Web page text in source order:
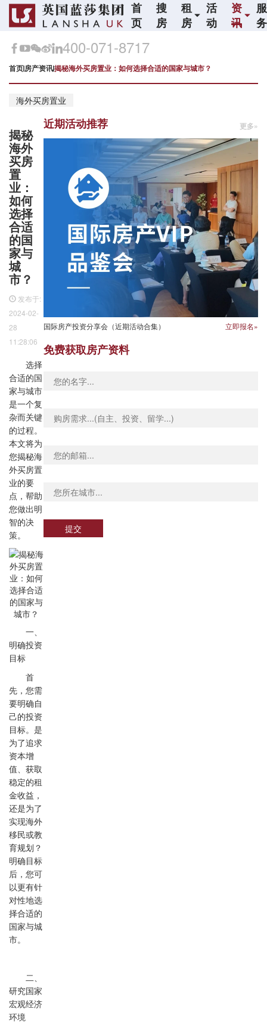
首
页
搜
房
租
房
活
动
资
讯
服
务
400-071-8717
首页房产资讯揭秘海外买房置业：如何选择合适的国家与城市？
海外买房置业
揭秘
海外
买房
置
业：
如何
选择
合适
的国
家与
城
市？
发布于:
2024-02-
28
11:28:06
选择
合适的国
家与城市
是一个复
杂而关键
的过程。
本文将为
您揭秘海
外买房置
业的要
点，帮助
您做出明
智的决
策。
一、
明确投资
目标
首
先，您需
要明确自
己的投资
目标。是
为了追求
资本增
值、获取
稳定的租
金收益，
还是为了
实现海外
移民或教
育规划？
明确目标
后，您可
以更有针
对性地选
择合适的
国家与城
市。
二、
研究国家
宏观经济
环境
近期活动推荐 更多»
国际房产投资分享会（近期活动合集） 立即报名»
免费获取房产资料
提交